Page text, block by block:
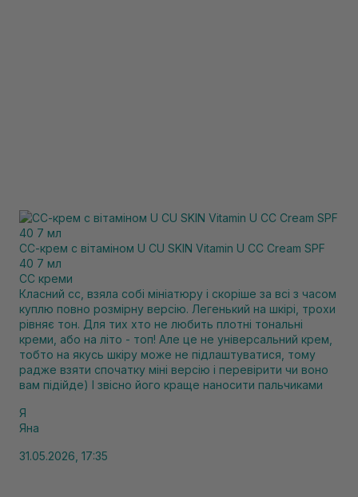
СС-крем с вітаміном U CU SKIN Vitamin U CC Cream SPF
40 7 мл
CC креми
Класний cc, взяла собі мініатюру і скоріше за всі з часом
куплю повно розмірну версію. Легенький на шкірі, трохи
рівняє тон. Для тих хто не любить плотні тональні
креми, або на літо - топ! Але це не універсальний крем,
тобто на якусь шкіру може не підлаштуватися, тому
радже взяти спочатку міні версію і перевірити чи воно
вам підійде) І звісно його краще наносити пальчиками
Я
Яна
31.05.2026, 17:35